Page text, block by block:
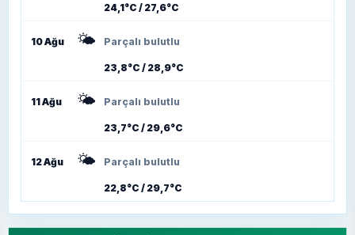
24,1°C / 27,6°C
10 Ağu 🌤️ Parçalı bulutlu
23,8°C / 28,9°C
11 Ağu 🌤️ Parçalı bulutlu
23,7°C / 29,6°C
12 Ağu 🌤️ Parçalı bulutlu
22,8°C / 29,7°C